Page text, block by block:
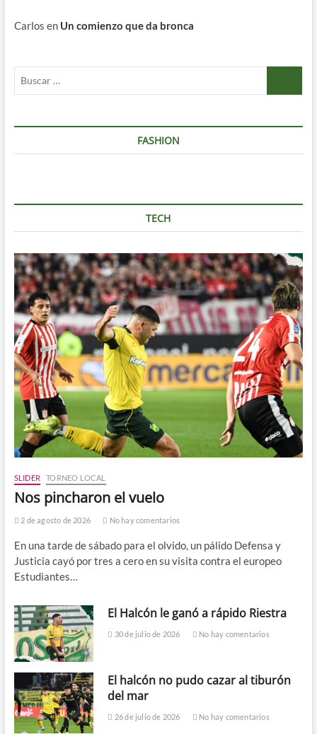
Carlos en Un comienzo que da bronca
FASHION
TECH
SLIDER TORNEO LOCAL
Nos pincharon el vuelo
2 de agosto de 2026 No hay comentarios
En una tarde de sábado para el olvido, un pálido Defensa y
Justicia cayó por tres a cero en su visita contra el europeo
Estudiantes…
El Halcón le ganó a rápido Riestra
30 de julio de 2026 No hay comentarios
El halcón no pudo cazar al tiburón
del mar
26 de julio de 2026 No hay comentarios